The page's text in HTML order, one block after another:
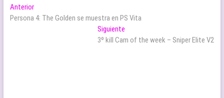
Navegación
de
AnteriorEntrada
anterior:
Persona 4: The Golden se muestra en PS Vita
Siguiente
siguiente:
3º kill Cam of the week – Sniper Elite V2